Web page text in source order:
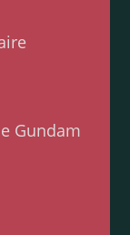
Gundam